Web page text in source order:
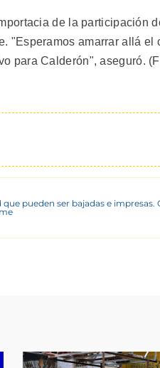
de la participación
"Esperamos amarrar allá el
para Calderón", aseguró.
pueden ser bajadas e impresas.